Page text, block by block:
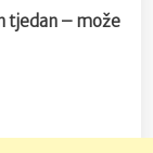
tjedan – može